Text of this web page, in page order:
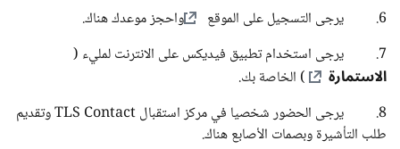
6. يرجى التسجيل على الموقع
واحجز موعدك هناك.
7. يرجى استخدام تطبيق فيديكس على الانترنت لمليء (
الاستمارة
) الخاصة بك.
8. يرجى الحضور شخصيا في مركز استقبال TLS Contact وتقديم
طلب التأشيرة وبصمات الأصابع هناك.